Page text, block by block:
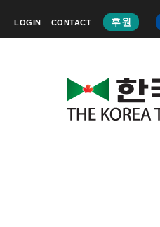
LOGIN CONTACT 후원